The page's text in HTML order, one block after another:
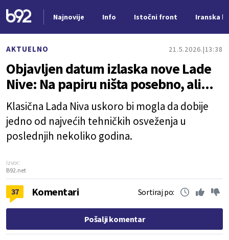
Najnovije Info Istočni front Iranska
AKTUELNO 21.5.2026. 13:38
Objavljen datum izlaska nove Lade
Nive: Na papiru ništa posebno, ali...
Klasična Lada Niva uskoro bi mogla da dobije
jedno od najvećih tehničkih osveženja u
poslednjih nekoliko godina.
Izvor:
B92.net
37 Komentari Sortiraj po:
Pošalji komentar